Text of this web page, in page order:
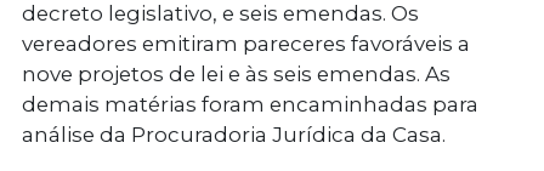
decreto legislativo, e seis emendas. Os
vereadores emitiram pareceres favoráveis a
nove projetos de lei e às seis emendas. As
demais matérias foram encaminhadas para
análise da Procuradoria Jurídica da Casa.